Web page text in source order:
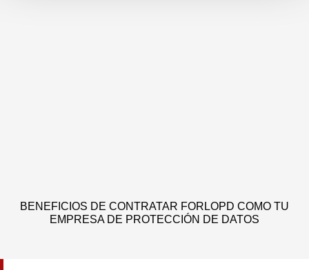
BENEFICIOS DE CONTRATAR FORLOPD COMO TU
EMPRESA DE PROTECCIÓN DE DATOS